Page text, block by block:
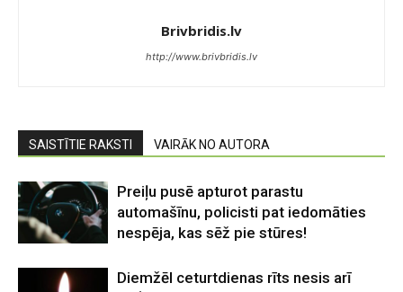
Brivbridis.lv
http://www.brivbridis.lv
SAISTĪTIE RAKSTI VAIRĀK NO AUTORA
Preiļu pusē apturot parastu
automašīnu, policisti pat iedomāties
nespēja, kas sēž pie stūres!
Diemžēl ceturtdienas rīts nesis arī